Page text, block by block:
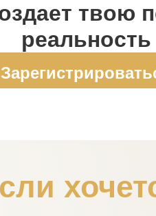
твою
реальность